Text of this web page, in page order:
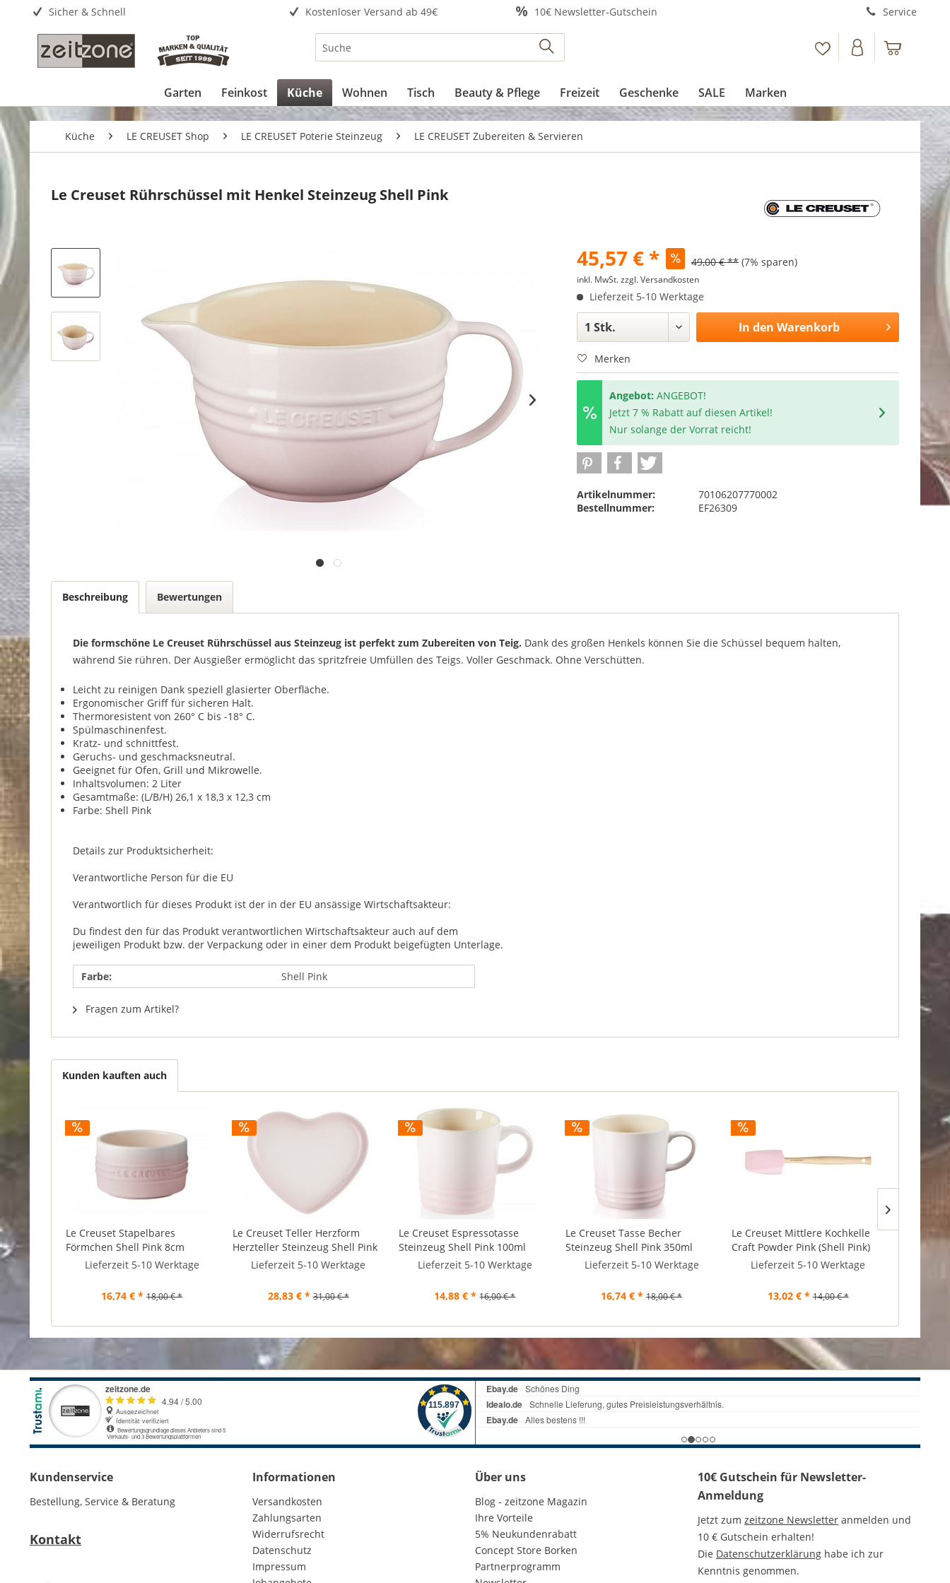
Sicher & Schnell Kostenloser Versand ab 49€ 10€ Newsletter-Gutschein Service
Garten Feinkost Küche Wohnen Tisch Beauty & Pflege Freizeit Geschenke SALE Marken
Küche LE CREUSET Shop LE CREUSET Poterie Steinzeug LE CREUSET Zubereiten & Servieren
Le Creuset Rührschüssel mit Henkel Steinzeug Shell Pink
45,57 € * 49,00 € ** (7% sparen)
inkl. MwSt.zzgl. Versandkosten
Lieferzeit 5-10 Werktage
In den Warenkorb
Merken
Angebot: ANGEBOT!
Jetzt 7 % Rabatt auf diesen Artikel!
Nur solange der Vorrat reicht!
Artikelnummer:
70106207770002
Bestellnummer:
EF26309
Beschreibung Bewertungen
Die formschöne Le Creuset Rührschüssel aus Steinzeug ist perfekt zum Zubereiten von Teig. Dank des großen Henkels können Sie die Schüssel bequem halten,
während Sie rühren. Der Ausgießer ermöglicht das spritzfreie Umfüllen des Teigs. Voller Geschmack. Ohne Verschütten.
Leicht zu reinigen Dank speziell glasierter Oberfläche.
Ergonomischer Griff für sicheren Halt.
Thermoresistent von 260° C bis -18° C.
Spülmaschinenfest.
Kratz- und schnittfest.
Geruchs- und geschmacksneutral.
Geeignet für Ofen, Grill und Mikrowelle.
Inhaltsvolumen: 2 Liter
Gesamtmaße: (L/B/H) 26,1 x 18,3 x 12,3 cm
Farbe: Shell Pink
Details zur Produktsicherheit:
Verantwortliche Person für die EU
Verantwortlich für dieses Produkt ist der in der EU ansässige Wirtschaftsakteur:
Du findest den für das Produkt verantwortlichen Wirtschaftsakteur auch auf dem
jeweiligen Produkt bzw. der Verpackung oder in einer dem Produkt beigefügten Unterlage.
Farbe: Shell Pink
Fragen zum Artikel?
Kunden kauften auch
Le Creuset Stapelbares
Förmchen Shell Pink 8cm
Lieferzeit 5-10 Werktage
16,74 € * 18,00 € *
Le Creuset Teller Herzform
Herzteller Steinzeug Shell Pink
23cmLieferzeit 5-10 Werktage
28,83 € * 31,00 € *
Le Creuset Espressotasse
Steinzeug Shell Pink 100ml
Lieferzeit 5-10 Werktage
14,88 € * 16,00 € *
Le Creuset Tasse Becher
Steinzeug Shell Pink 350ml
Lieferzeit 5-10 Werktage
16,74 € * 18,00 € *
Le Creuset Mittlere Kochkelle
Craft Powder Pink (Shell Pink)
Lieferzeit 5-10 Werktage
13,02 € * 14,00 € *
Le
Pink 11cm
Kundenservice
Bestellung, Service & Beratung
Kontakt
Informationen
Versandkosten
Zahlungsarten
Widerrufsrecht
Datenschutz
Impressum
Über uns
Blog - zeitzone Magazin
Ihre Vorteile
5% Neukundenrabatt
Concept Store Borken
Partnerprogramm
10€ Gutschein für Newsletter-
Anmeldung
Jetzt zum zeitzone Newsletter anmelden und
10 € Gutschein erhalten!
Die Datenschutzerklärung habe ich zur
Kenntnis genommen.